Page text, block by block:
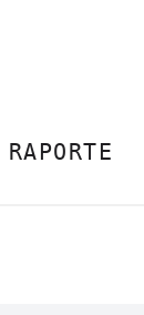
RAPORTE